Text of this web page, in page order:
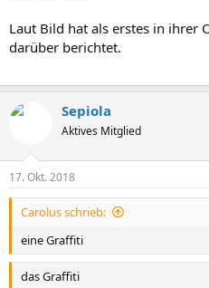
Laut Bild hat als erstes in ihrer
darüber berichtet.
Sepiola
Aktives Mitglied
17. Okt. 2018
Carolus schrieb:
eine Graffiti
das Graffiti